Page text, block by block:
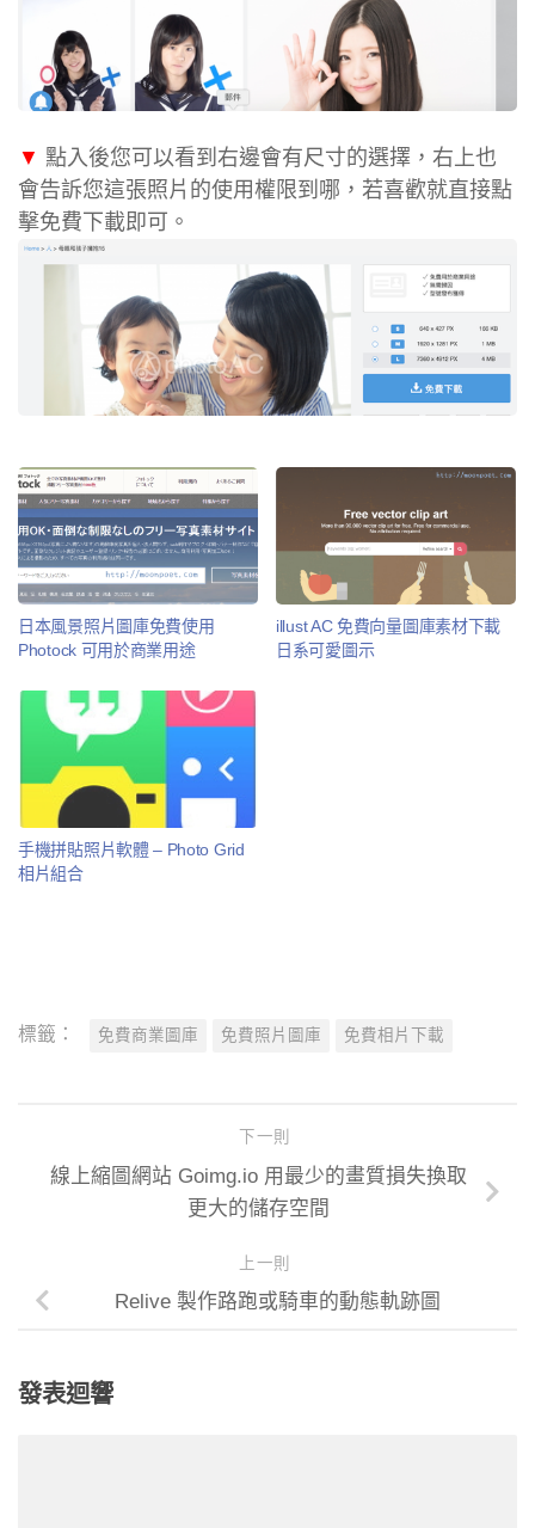
▼ 點入後您可以看到右邊會有尺寸的選擇，右上也
會告訴您這張照片的使用權限到哪，若喜歡就直接點
擊免費下載即可。
日本風景照片圖庫免費使用
Photock 可用於商業用途
illust AC 免費向量圖庫素材下載
日系可愛圖示
手機拼貼照片軟體 – Photo Grid
相片組合
標籤： 免費商業圖庫 免費照片圖庫 免費相片下載
下一則
線上縮圖網站 Goimg.io 用最少的畫質損失換取
更大的儲存空間
上一則
Relive 製作路跑或騎車的動態軌跡圖
發表迴響